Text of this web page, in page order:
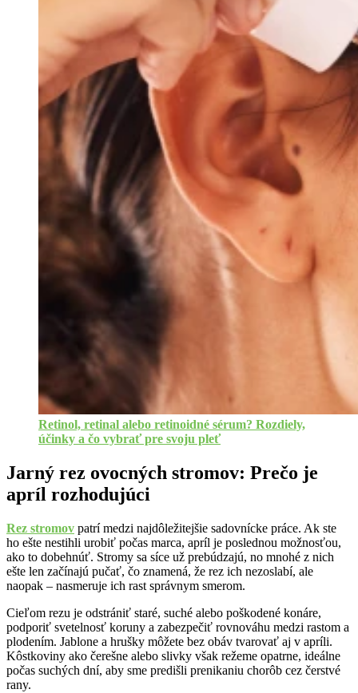
Retinol, retinal alebo retinoidné sérum? Rozdiely,
účinky a čo vybrať pre svoju pleť
Jarný rez ovocných stromov: Prečo je
apríl rozhodujúci
Rez stromov patrí medzi najdôležitejšie sadovnícke práce. Ak ste
ho ešte nestihli urobiť počas marca, apríl je poslednou možnosťou,
ako to dobehnúť. Stromy sa síce už prebúdzajú, no mnohé z nich
ešte len začínajú pučať, čo znamená, že rez ich nezoslabí, ale
naopak – nasmeruje ich rast správnym smerom.
Cieľom rezu je odstrániť staré, suché alebo poškodené konáre,
podporiť svetelnosť koruny a zabezpečiť rovnováhu medzi rastom a
plodením. Jablone a hrušky môžete bez obáv tvarovať aj v apríli.
Kôstkoviny ako čerešne alebo slivky však režeme opatrne, ideálne
počas suchých dní, aby sme predišli prenikaniu chorôb cez čerstvé
rany.